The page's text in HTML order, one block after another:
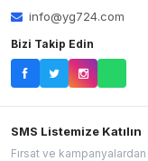
info@yg724.com
Bizi Takip Edin
SMS Listemize Katılın
Fırsat ve